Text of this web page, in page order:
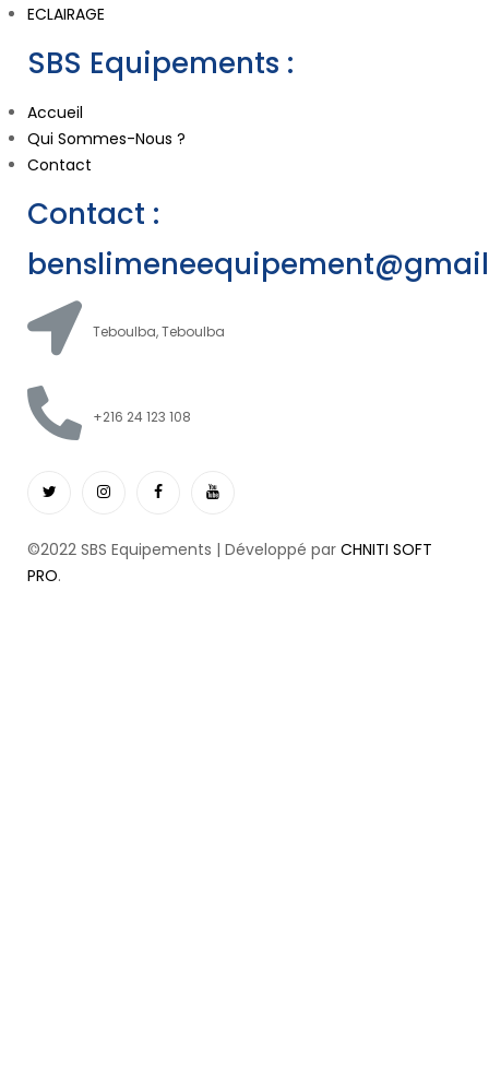
ECLAIRAGE
SBS Equipements :
Accueil
Qui Sommes-Nous ?
Contact
Contact :
Teboulba, Teboulba
+216 24 123 108
©2022 SBS Equipements | Développé par CHNITI SOFT
PRO.